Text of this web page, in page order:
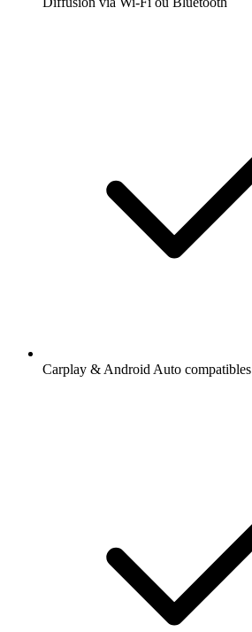
Carplay & Android Auto compatibles